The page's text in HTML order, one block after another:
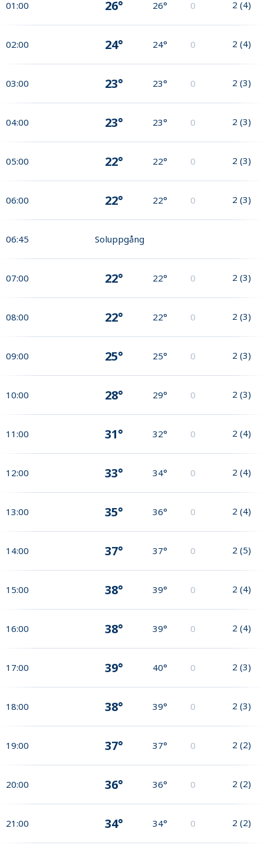
01:00 26° 26° 0 2 (4)
02:00 24° 24° 0 2 (4)
03:00 23° 23° 0 2 (3)
04:00 23° 23° 0 2 (3)
05:00 22° 22° 0 2 (3)
06:00 22° 22° 0 2 (3)
06:45 Soluppgång
07:00 22° 22° 0 2 (3)
08:00 22° 22° 0 2 (3)
09:00 25° 25° 0 2 (3)
10:00 28° 29° 0 2 (3)
11:00 31° 32° 0 2 (4)
12:00 33° 34° 0 2 (4)
13:00 35° 36° 0 2 (4)
14:00 37° 37° 0 2 (5)
15:00 38° 39° 0 2 (4)
16:00 38° 39° 0 2 (4)
17:00 39° 40° 0 2 (3)
18:00 38° 39° 0 2 (3)
19:00 37° 37° 0 2 (2)
20:00 36° 36° 0 2 (2)
21:00 34° 34° 0 2 (2)